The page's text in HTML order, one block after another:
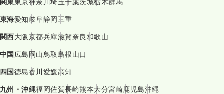
関東東京神奈川埼玉千葉茨城栃木群馬
東海愛知岐阜静岡三重
関西大阪京都兵庫滋賀奈良和歌山
中国広島岡山鳥取島根山口
四国徳島香川愛媛高知
九州・沖縄福岡佐賀長崎熊本大分宮崎鹿児島沖縄